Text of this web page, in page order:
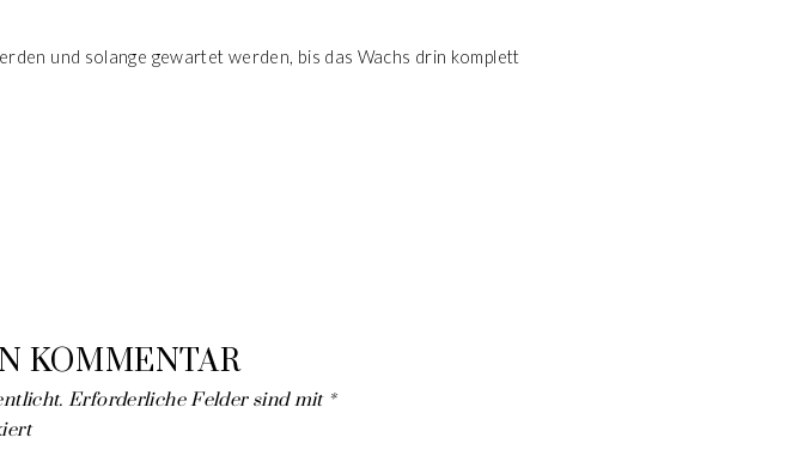
und solange gewartet werden, bis das Wachs drin komplett
KOMMENTAR
Erforderliche Felder sind mit *